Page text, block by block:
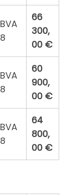
BVA
8
66
300,
00 €
BVA
8
60
900,
00 €
BVA
8
64
800,
00 €